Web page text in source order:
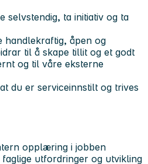
selvstendig, ta initiativ og ta
åpen og
til å skape tillit og et godt
og til våre eksterne
du er serviceinnstilt og trives
opplæring i jobben
utfordringer og utvikling